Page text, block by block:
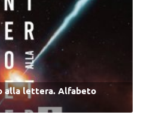
alla lettera. Alfabeto